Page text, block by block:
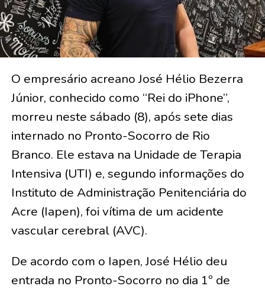
O empresário acreano José Hélio Bezerra
Júnior, conhecido como “Rei do iPhone”,
morreu neste sábado (8), após sete dias
internado no Pronto-Socorro de Rio
Branco. Ele estava na Unidade de Terapia
Intensiva (UTI) e, segundo informações do
Instituto de Administração Penitenciária do
Acre (Iapen), foi vítima de um acidente
vascular cerebral (AVC).
De acordo com o Iapen, José Hélio deu
entrada no Pronto-Socorro no dia 1º de